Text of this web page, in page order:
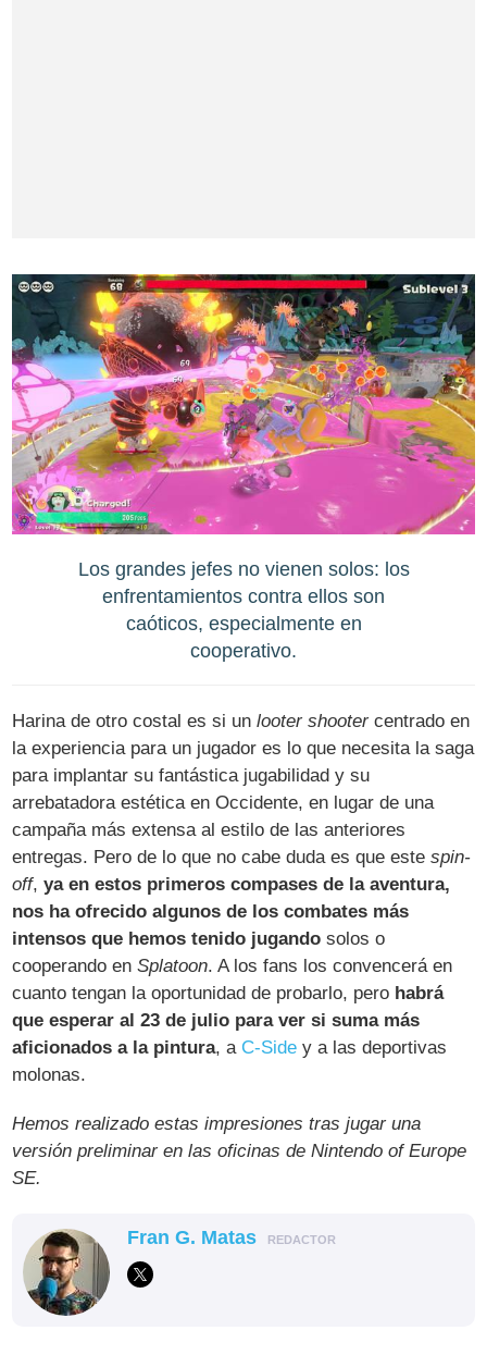
Los grandes jefes no vienen solos: los
enfrentamientos contra ellos son
caóticos, especialmente en
cooperativo.
Harina de otro costal es si unlooter shootercentrado en
la experiencia para un jugador es lo que necesita la saga
para implantar su fantástica jugabilidad y su
arrebatadora estética en Occidente, en lugar de una
campaña más extensa al estilo de las anteriores
entregas. Pero de lo que no cabe duda es que estespin-
off,ya en estos primeros compases de la aventura,
nos ha ofrecido algunos de los combates más
intensos que hemos tenido jugando solos o
cooperando enSplatoon. A los fans los convencerá en
cuanto tengan la oportunidad de probarlo, pero habrá
que esperar al 23 de julio para ver si suma más
aficionados a la pintura, a C-Side y a las deportivas
molonas.
Hemos realizado estas impresiones tras jugar una
versión preliminar en las oficinas de Nintendo of Europe
SE.
Fran G. Matas REDACTOR